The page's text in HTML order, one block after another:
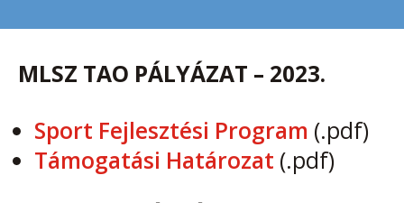
MLSZ TAO PÁLYÁZAT – 2023.
Sport Fejlesztési Program (.pdf)
Támogatási Határozat (.pdf)